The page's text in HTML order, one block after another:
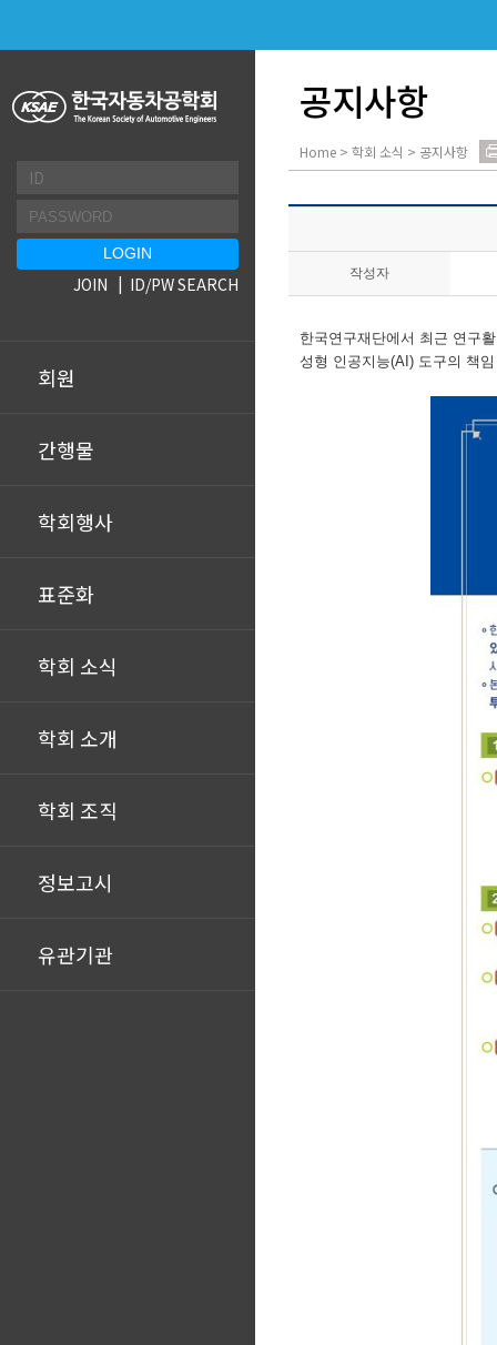
회원
간행물
학회행사
표준화
학회 소식
학회 소개
학회 조직
정보고시
유관기관
JOIN ID/PW SEARCH
공지사항
Home > 학회 소식 > 공지사항
작성자
한국연구재단에서 최근 연구
성형 인공지능(AI) 도구의 책